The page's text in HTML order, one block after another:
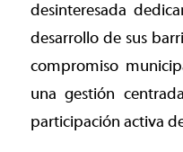
desinteresada
desarrollo de sus
compromiso
una gestión
participación activa